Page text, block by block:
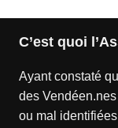
C’est quoi
Ayant constaté
des
ou mal